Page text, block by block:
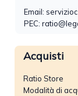
Email:
PEC:
Acquisti
Ratio Store
Modalità di